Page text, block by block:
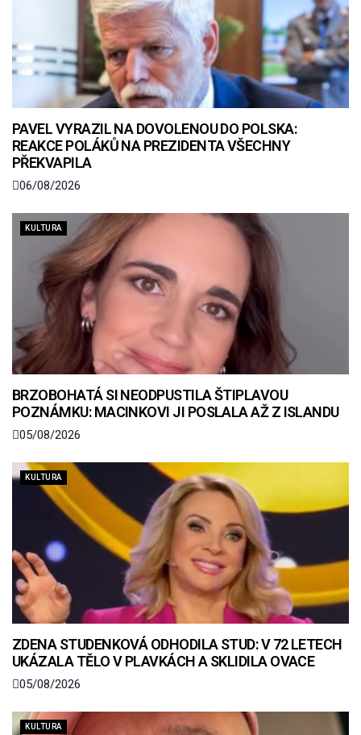
PAVEL VYRAZIL NA DOVOLENOU DO POLSKA:
REAKCE POLÁKŮ NA PREZIDENTA VŠECHNY
PŘEKVAPILA
06/08/2026
KULTURA
BRZOBOHATÁ SI NEODPUSTILA ŠTIPLAVOU
POZNÁMKU: MACINKOVI JI POSLALA AŽ Z ISLANDU
05/08/2026
KULTURA
ZDENA STUDENKOVÁ ODHODILA STUD: V 72 LETECH
UKÁZALA TĚLO V PLAVKÁCH A SKLIDILA OVACE
05/08/2026
KULTURA